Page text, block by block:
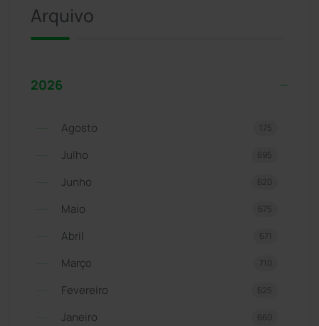
Arquivo
2026
Agosto 175
Julho 695
Junho 620
Maio 675
Abril 671
Março 710
Fevereiro 625
Janeiro 660